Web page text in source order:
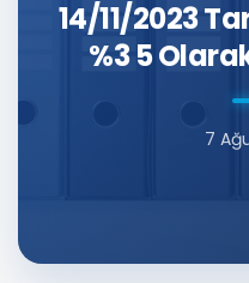
14/11/2023
%3 5
7